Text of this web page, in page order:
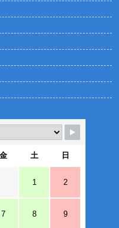
金 土 日
1 2
7 8 9